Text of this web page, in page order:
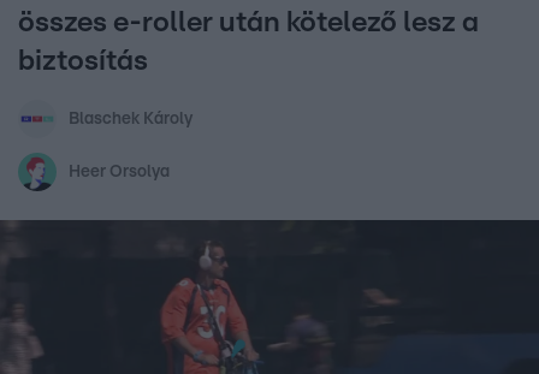
összes e-roller után kötelező lesz a
biztosítás
Blaschek Károly
Heer Orsolya